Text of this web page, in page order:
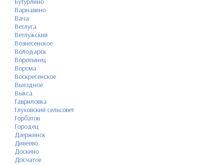
Варнавино
Вача
Ветлуга
Ветлужский
Вознесенское
Володарск
Воротынец
Ворсма
Воскресенское
Выездное
Выкса
Гавриловка
Глуховский сельсовет
Горбатов
Городец
Дзержинск
Дивеево
Доскино
Досчатое